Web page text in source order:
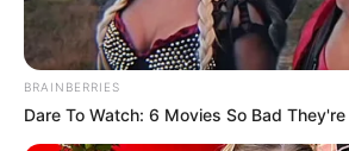
NEMOJTE PROPUSTITI
VELIKE GLAZBENE DIVE U